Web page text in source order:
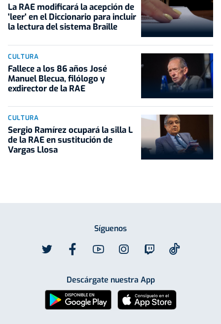
La RAE modificará la acepción de
'leer' en el Diccionario para incluir
la lectura del sistema Braille
CULTURA
Fallece a los 86 años José
Manuel Blecua, filólogo y
exdirector de la RAE
CULTURA
Sergio Ramírez ocupará la silla L
de la RAE en sustitución de
Vargas Llosa
Síguenos
Descárgate nuestra App